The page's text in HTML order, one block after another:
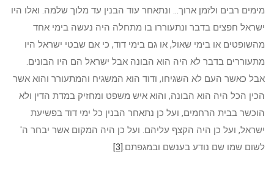
מימים רבים ולזמן ארוך... ונתאחר עוד הבנין עד מלוך שלמה. ואלו היו
ישראל חפצים בדבר ונתעוררו בו מתחלה היה נעשה בימי אחד
מהשופטים או בימי שאול, או גם בימי דוד, כי אם שבטי ישראל היו
מתעוררים בדבר לא היה הוא הבונה אבל ישראל הם היו הבונים.
אבל כאשר העם לא השגיחו, ודוד הוא המשגיח והמתעורר והוא אשר
הכין הכל היה הוא הבונה, והוא איש משפט ומחזיק במדת הדין ולא
הוכשר בבית הרחמים, ועל כן נתאחר הבנין כל ימי דוד בפשיעת
ישראל, ועל כן היה הקצף עליהם. ועל כן היה המקום אשר יבחר ה'
לשום שמו שם נודע בענשם ובמגפתם.[3]